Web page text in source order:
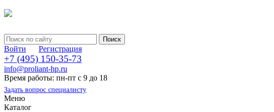
Войти Регистрация
+7 (495) 150-35-73
info@proliant-hp.ru
Время работы: пн-пт с 9 до 18
Задать вопрос специалисту
Меню
Каталог